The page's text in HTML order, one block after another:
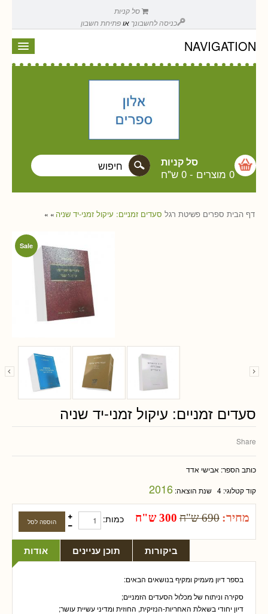
סל קניות
כניסה לחשבונך אופתיחת חשבון
NAVIGATION
סל קניות
0 מוצרים - 0 ש"ח
דף הבית » ספרים פשיטת רגל » סעדים זמניים: עיקול זמני-יד שניה
Sale
סעדים זמניים: עיקול זמני-יד שניה
Share
כותב הספר: אבישי אדד
קוד קטלוגי: 4 שנת הוצאה: 2016
מחיר: 690 ש"ח 300 ש"ח כמות:
אודות תוכן עניינים ביקורות
בספר דיון מעמיק ומקיף בנושאים הבאים:
סקירה וניתוח של מכלול הסעדים הזמניים;
דיון יחודי בשאלת האחריות-הנזיקית, החוזית ומדיני עשיית עושר;